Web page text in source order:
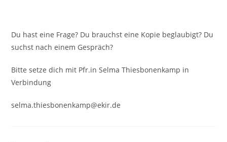
Du hast eine Frage? Du brauchst eine Kopie beglaubigt? Du
suchst nach einem Gespräch?
Bitte setze dich mit Pfr.in Selma Thiesbonenkamp in
Verbindung
selma.thiesbonenkamp@ekir.de